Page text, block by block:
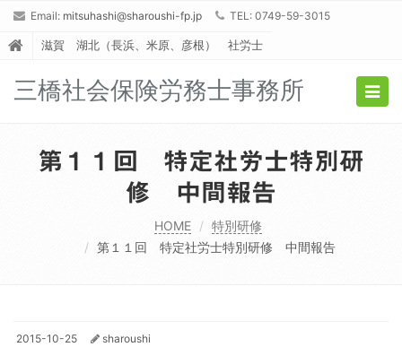
Email: mitsuhashi@sharoushi-fp.jp TEL: 0749-59-3015
滋賀 湖北（長浜、米原、彦根） 社労士
三橋社会保険労務士事務所
第１１回 特定社労士特別研
修 中間報告
HOME
特別研修
第１１回 特定社労士特別研修 中間報告
2015-10-25 sharoushi